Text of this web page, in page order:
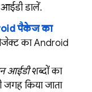
डालें.
पैकेज का
का Android
आईडीशब्दों का
किया जाता